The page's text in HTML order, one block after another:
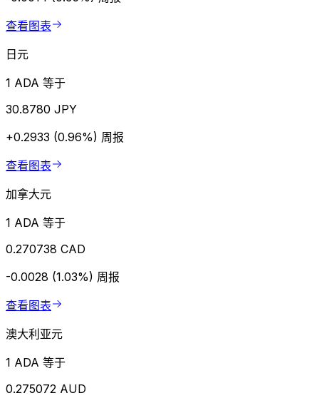
查看图表
日元
1 ADA 等于
30.8780 JPY
+0.2933 (0.96%) 周报
查看图表
加拿大元
1 ADA 等于
0.270738 CAD
-0.0028 (1.03%) 周报
查看图表
澳大利亚元
1 ADA 等于
0.275072 AUD